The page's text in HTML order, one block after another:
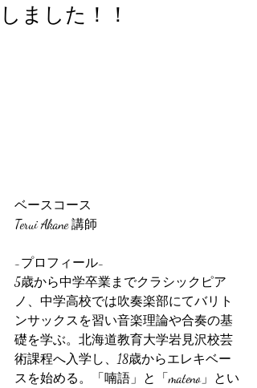
しました！！
ベースコース
Terui Akane 講師
-プロフィール-
5歳から中学卒業までクラシックピア
ノ、中学高校では吹奏楽部にてバリト
ンサックスを習い音楽理論や合奏の基
礎を学ぶ。北海道教育大学岩見沢校芸
術課程へ入学し、18歳からエレキベー
スを始める。「喃語」と「mateno」とい